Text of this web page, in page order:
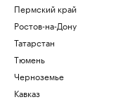
Пермский край
Ростов-на-Дону
Татарстан
Тюмень
Черноземье
Кавказ